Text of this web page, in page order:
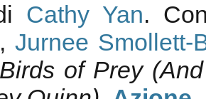
Cathy Yan.
, Jurnee Smollett-
Birds of Prey